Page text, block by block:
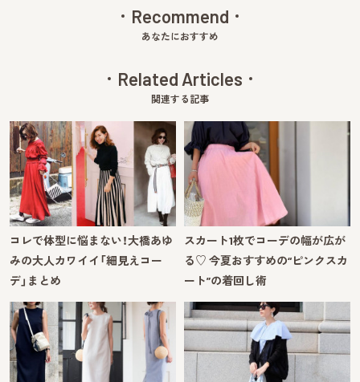
Recommend
あなたにおすすめ
Related Articles
関連する記事
コレで体型に悩まない！大橋あゆ
みの大人カワイイ「細見えコー
デ」まとめ
スカート1枚でコーデの幅が広が
る♡ 今夏おすすめの“ピンクスカ
ート”の着回し術